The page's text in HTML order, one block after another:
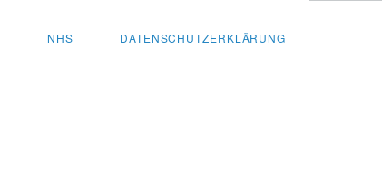
NHS DATENSCHUTZERKLÄRUNG